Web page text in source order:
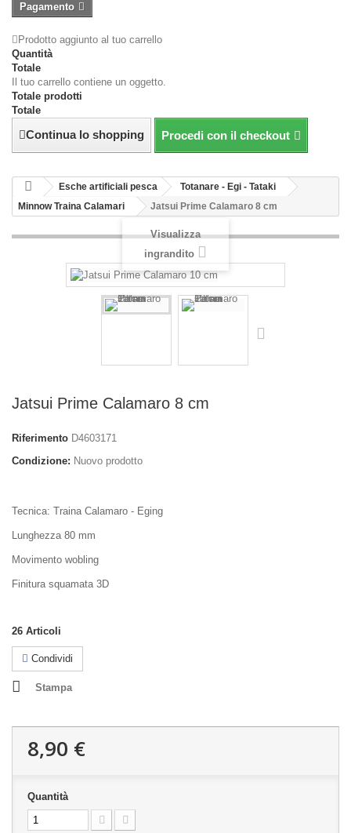
Pagamento
Prodotto aggiunto al tuo carrello
Quantità
Totale
Il tuo carrello contiene un oggetto.
Totale prodotti
Totale
Continua lo shopping Procedi con il checkout
Esche artificiali pesca
Totanare - Egi - Tataki
Minnow Traina Calamari
Jatsui Prime Calamaro 8 cm
Visualizza
ingrandito
Jatsui Prime Calamaro 8 cm
Riferimento D4603171
Condizione: Nuovo prodotto
Tecnica: Traina Calamaro - Eging
Lunghezza 80 mm
Movimento wobling
Finitura squamata 3D
26 Articoli
Condividi
Stampa
8,90 €
Quantità